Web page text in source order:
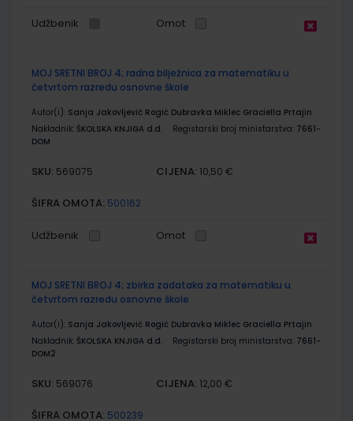
Udžbenik Omot
MOJ SRETNI BROJ 4; radna bilježnica za matematiku u
četvrtom razredu osnovne škole
Autor(i): Sanja Jakovljević Rogić Dubravka Miklec Graciella Prtajin
Nakladnik: ŠKOLSKA KNJIGA d.d. Registarski broj ministarstva: 7661-
DOM
SKU: 569075 CIJENA: 10,50 €
ŠIFRA OMOTA: 500162
Udžbenik Omot
MOJ SRETNI BROJ 4; zbirka zadataka za matematiku u
četvrtom razredu osnovne škole
Autor(i): Sanja Jakovljević Rogić Dubravka Miklec Graciella Prtajin
Nakladnik: ŠKOLSKA KNJIGA d.d. Registarski broj ministarstva: 7661-
DOM2
SKU: 569076 CIJENA: 12,00 €
ŠIFRA OMOTA: 500239